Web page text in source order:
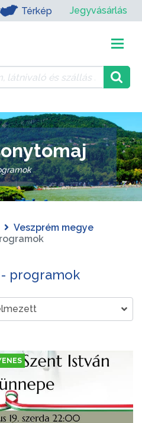
Térkép Jegyvásárlás
Veszprém megye
programok